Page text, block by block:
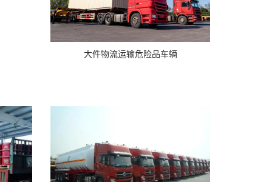
大件物流运输危险品车辆